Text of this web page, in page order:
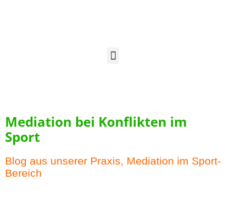
Mediation bei Konflikten im
Sport
Blog aus unserer Praxis, Mediation im Sport-
Bereich